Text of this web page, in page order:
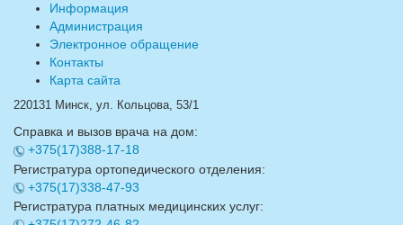
Информация
Администрация
Электронное обращение
Контакты
Карта сайта
220131 Минск, ул. Кольцова, 53/1
Справка и вызов врача на дом:
+375(17)388-17-18
Регистратура ортопедического отделения:
+375(17)338-47-93
Регистратура платных медицинских услуг: